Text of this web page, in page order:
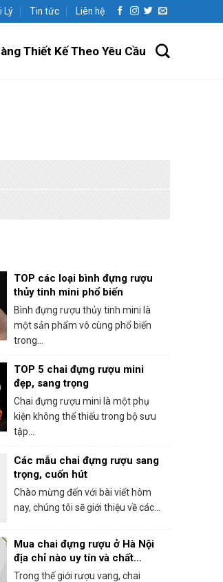
Lý Tin tức Liên hệ
Thiết Kế Theo Yêu Cầu
TOP các loại bình đựng rượu
thủy tinh mini phổ biến
Bình đựng rượu thủy tinh mini là
một sản phẩm vô cùng phổ biến
trong...
TOP 5 chai đựng rượu mini
đẹp, sang trọng
Chai đựng rượu mini là một phụ
kiện không thể thiếu trong bộ sưu
tập...
Các mẫu chai đựng rượu sang
trọng, cuốn hút
Chào mừng đến với bài viết hôm
nay, chúng tôi sẽ giới thiệu về các...
Mua chai đựng rượu ở Hà Nội
địa chỉ nào uy tín và chất
lượng?
Trong thế giới rượu vang, chai